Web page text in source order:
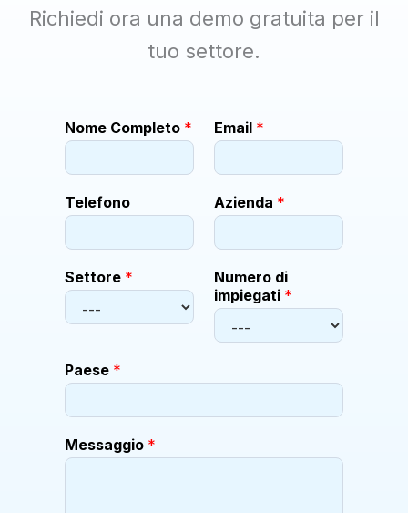
Richiedi ora una demo gratuita per il
tuo settore.
Nome Completo * Email *
Telefono Azienda *
Settore *
Numero di
impiegati *
Paese *
Messaggio *